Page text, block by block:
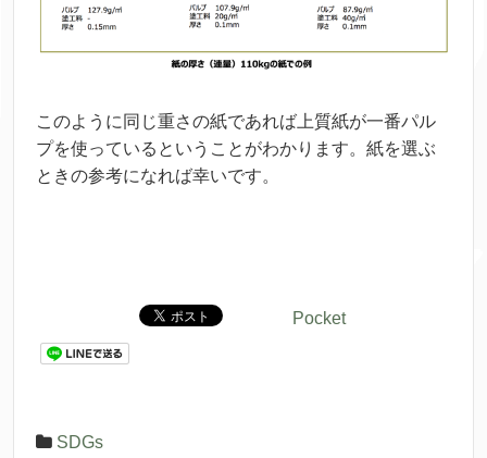
このように 同 じ重さの紙であれば 上質紙が一番パル
プを使っているということがわかります。 紙を選ぶ
ときの参考になれば幸いです。
Pocket
SDGs